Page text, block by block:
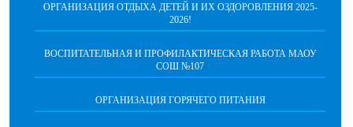
ОРГАНИЗАЦИЯ ОТДЫХА ДЕТЕЙ И ИХ ОЗДОРОВЛЕНИЯ 2025-
2026!
ВОСПИТАТЕЛЬНАЯ И ПРОФИЛАКТИЧЕСКАЯ РАБОТА МАОУ
СОШ №107
ОРГАНИЗАЦИЯ ГОРЯЧЕГО ПИТАНИЯ